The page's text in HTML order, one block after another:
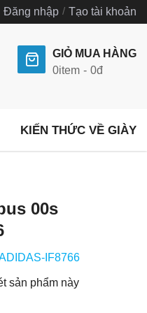
Đăng nhập Tạo tài khoản
GIỎ MUA HÀNG
0item 0đ
KIẾN THỨC VỀ GIÀY
00s
IF8766
sản phẩm này